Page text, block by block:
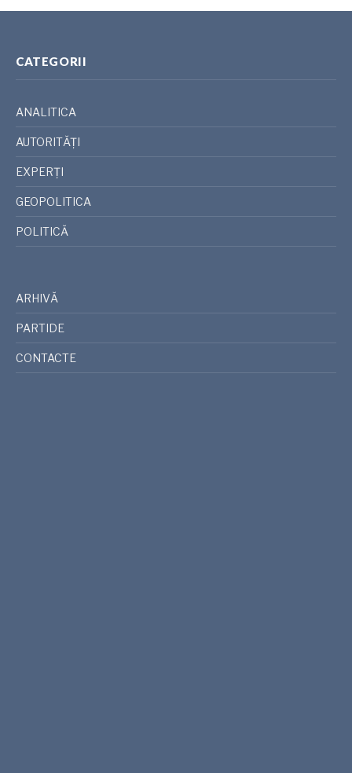
CATEGORII
ANALITICA
AUTORITĂȚI
EXPERȚI
GEOPOLITICA
POLITICĂ
ARHIVĂ
PARTIDE
CONTACTE